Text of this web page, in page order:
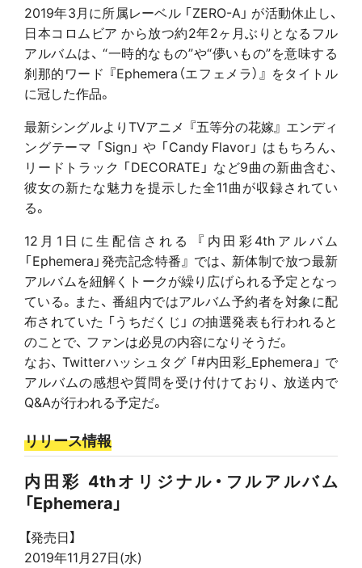
2019年3月に所属レーベル 「ZERO-A」 が活動休止し、
日本コロムビア から放つ約2年2ヶ月ぶりとなるフル
アルバムは、 “一時的なもの”や“儚いもの”を意味する
刹那的ワード 『Ephemera（エフェメラ）』 をタイトル
に冠した作品。
最新シングルよりTVアニメ 『五等分の花嫁』 エンディ
ングテーマ 「Sign」 や 「Candy Flavor」 はもちろん、
リードトラック 「DECORATE」 など9曲の新曲含む、
彼女の新たな魅力を提示した全11曲が収録されてい
る。
12月1日に生配信される 『内田彩4thアルバム
「Ephemera」発売記念特番』 では、 新体制で放つ最新
アルバムを紐解くトークが繰り広げられる予定となっ
ている。また、 番組内ではアルバム予約者を対象に配
布されていた 「うちだくじ」 の抽選発表も行われると
のことで、 ファンは必見の内容になりそうだ。
なお、 Twitterハッシュタグ 「#内田彩_Ephemera」 で
アルバムの感想や質問を受け付けており、 放送内で
Q&Aが行われる予定だ。
リリース情報
内田彩 4thオリジナル・フルアルバム
「Ephemera」
【発売日】
2019年11月27日(水)